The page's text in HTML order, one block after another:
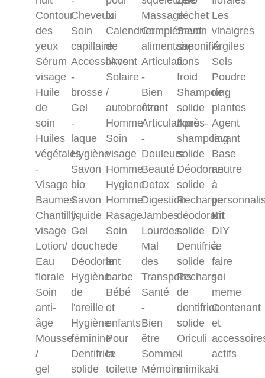
Contour
des
yeux
Sérum
visage
Huile
de
soin
Huiles
végétales
-
Visage
Baumes
Chantilly-
visage
Lotion/
Eau
florale
Soin
anti-
âge
Mousse
/
gel
Cheveux
Soin
capillaire
Accessoires
-
brosse
Gel
-
laque
Hygiène
Savon
bio
Savon
liquide
Gel
douche
Déodorant
Hygiène
de
l'oreille
Hygiène
féminine
Dentifrice
solide
lui
Calendrier
de
l'Avent
Solaire
/
autobronzant
Homme
Soin
visage
Homme
Hygiene
Homme
Rasage
Soin
de
la
barbe
Bébé
et
enfants
Pour
la
toilette
Massage
Complément
alimentaire
Articulations
-
Bien
être
Articulations
-
Douleurs
Beauté
Detox
Digestion
Jambes
Lourdes
Mal
des
Transports
Santé
-
Bien
être
Sommeil
Mémoire
déchet
Savon
saponifié
à
froid
Shampoing
solide
Après-
shampoing
solide
Déodorant
solide
Recharge
déodorant
solide
Dentifrice
solide
Recharge
de
dentifrice
solide
Oriculi
-
mimikaki
Les
vinaigres
Argiles
Sels
Poudre
de
plantes
Agent
lavant
Base
neutre
à
Kit
DIY
à
faire
soi
meme
Contenant
et
actifs